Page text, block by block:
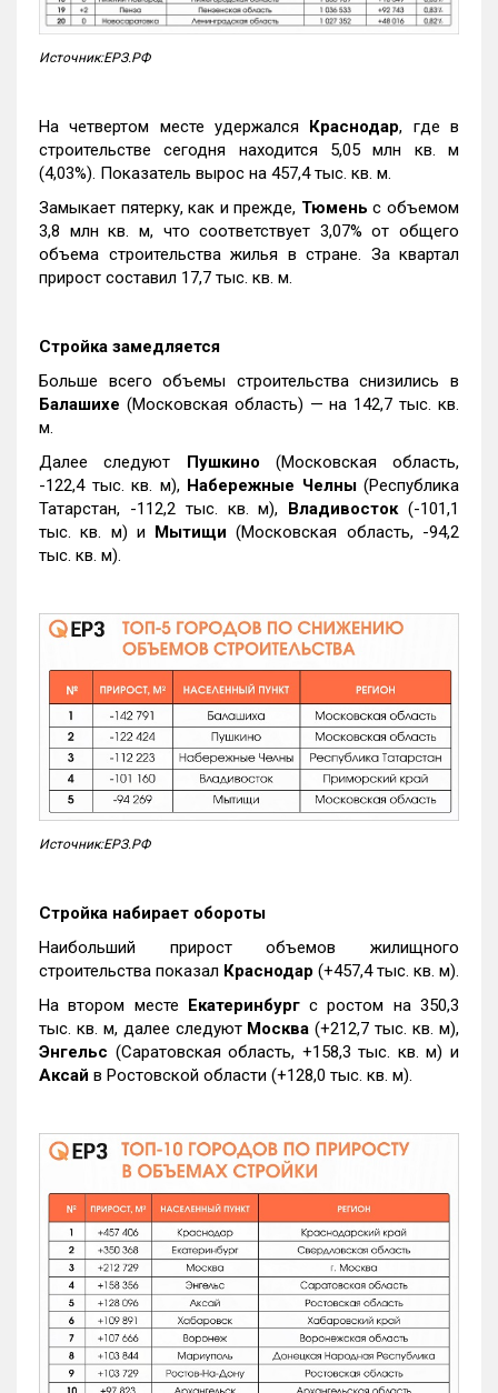
Источник:ЕРЗ.РФ
На четвертом месте удержался Краснодар, где в
строительстве сегодня находится 5,05 млн кв. м
(4,03%). Показатель вырос на 457,4 тыс. кв. м.
Замыкает пятерку, как и прежде, Тюмень с объемом
3,8 млн кв. м, что соответствует 3,07% от общего
объема строительства жилья в стране. За квартал
прирост составил 17,7 тыс. кв. м.
Стройка замедляется
Больше всего объемы строительства снизились в
Балашихе (Московская область) — на 142,7 тыс. кв.
м.
Далее следуют Пушкино (Московская область,
-122,4 тыс. кв. м), Набережные Челны(Республика
Татарстан, -112,2 тыс. кв. м), Владивосток(-101,1
тыс. кв. м) и Мытищи (Московская область, -94,2
тыс. кв. м).
Источник:ЕРЗ.РФ
Стройка набирает обороты
Наибольший прирост объемов жилищного
строительства показал Краснодар (+457,4 тыс. кв. м).
На втором месте Екатеринбургс ростом на 350,3
тыс. кв. м, далее следуют Москва (+212,7 тыс. кв. м),
Энгельс (Саратовская область, +158,3 тыс. кв. м) и
Аксай в Ростовской области (+128,0 тыс. кв. м).